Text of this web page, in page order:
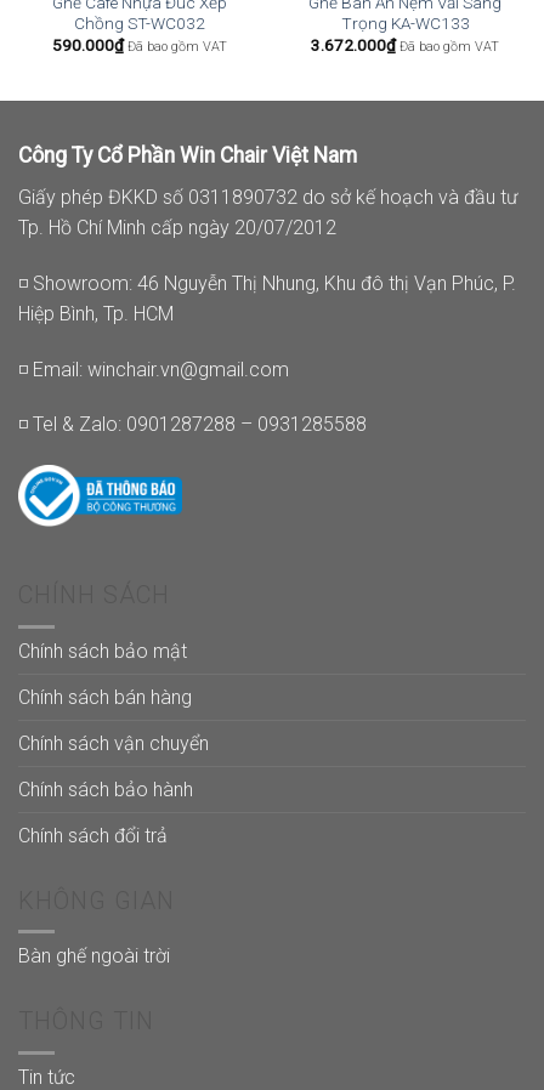
Chồng ST-WC032
590.000₫ Đã bao gồm VAT
Trọng KA-WC133
3.672.000₫ Đã bao gồm VAT
Công Ty Cổ Phần Win Chair Việt Nam
Giấy phép ĐKKD số 0311890732 do sở kế hoạch và đầu tư
Tp. Hồ Chí Minh cấp ngày 20/07/2012
◽ Showroom: 46 Nguyễn Thị Nhung, Khu đô thị Vạn Phúc, P.
Hiệp Bình, Tp. HCM
◽ Email: winchair.vn@gmail.com
◽ Tel & Zalo: 0901287288 – 0931285588
Chính sách bảo mật
Chính sách bán hàng
Chính sách vận chuyển
Chính sách bảo hành
Chính sách đổi trả
Bàn ghế ngoài trời
Tin tức